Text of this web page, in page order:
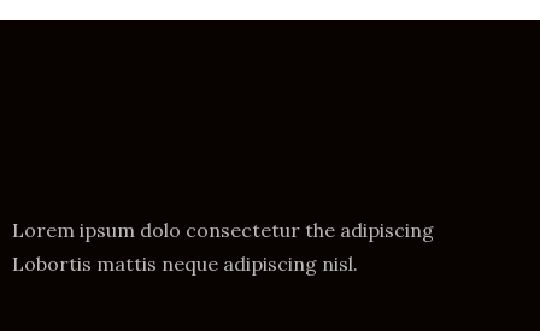
Lorem ipsum dolo consectetur the adipiscing
Lobortis mattis neque adipiscing nisl.